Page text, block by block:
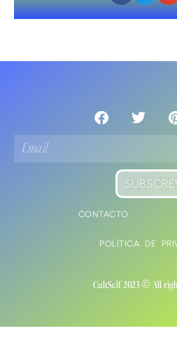
CONTACTO
POLÍTICA DE
CultSelf 2023 © All